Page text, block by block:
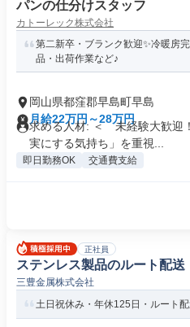
パンの仕分けスタッフ
カトーレック株式会社
第二新卒・ブランク歓迎✨冷暖房
品・出荷作業など♪
岡山県都窪郡早島町早島
月給22万円～28万円
求める人材: ＜ 未経験大歓
実にする気持ち」を重視...
即日勤務OK 交通費支給
正社員
ステンレス製品のルート配送
三豊金属株式会社
土日祝休み・年休125日・ルート